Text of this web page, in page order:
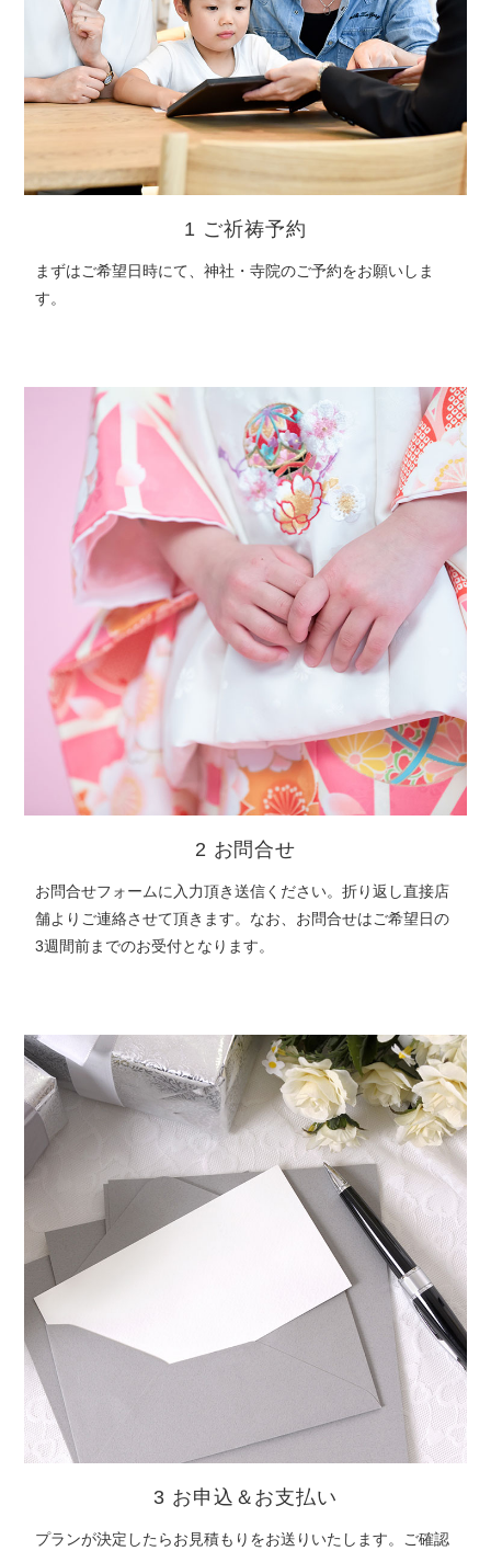
1 ご祈祷予約
まずはご希望日時にて、神社・寺院のご予約をお願いしま
す。
2 お問合せ
お問合せフォームに入力頂き送信ください。折り返し直接店
舗よりご連絡させて頂きます。なお、お問合せはご希望日の
3週間前までのお受付となります。
3 お申込＆お支払い
プランが決定したらお見積もりをお送りいたします。ご確認